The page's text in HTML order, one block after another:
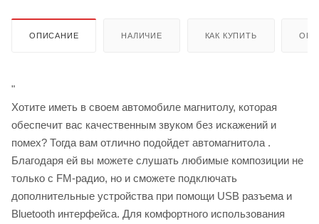
ОПИСАНИЕ НАЛИЧИЕ КАК КУПИТЬ
"
Хотите иметь в своем автомобиле магнитолу, которая
обеспечит вас качественным звуком без искажений и
помех? Тогда вам отлично подойдет автомагнитола .
Благодаря ей вы можете слушать любимые композиции не
только с FM-радио, но и сможете подключать
дополнительные устройства при помощи USB разъема и
Bluetooth интерфейса. Для комфортного использования